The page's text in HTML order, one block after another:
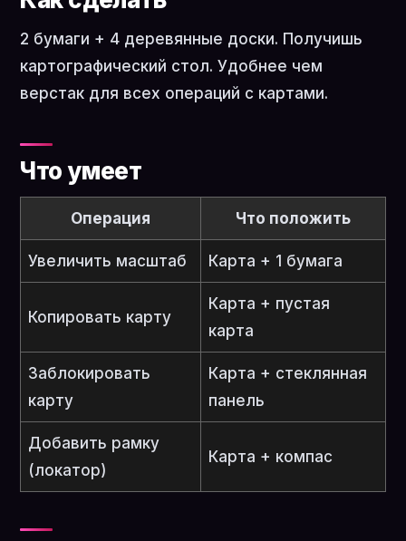
2 бумаги + 4 деревянные доски. Получишь
картографический стол. Удобнее чем
верстак для всех операций с картами.
Что умеет
Операция Что положить
Увеличить масштаб Карта + 1 бумага
Копировать карту
Карта + пустая
карта
Заблокировать
карту
Карта + стеклянная
панель
Добавить рамку
(локатор)
Карта + компас